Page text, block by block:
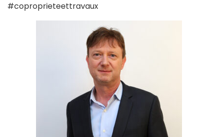
#coproprieteettravaux